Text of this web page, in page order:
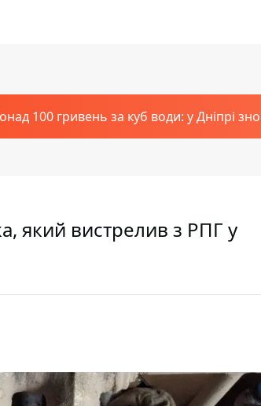
100 гривень за куб води: у Дніпрі
який вистрелив з РПГ у